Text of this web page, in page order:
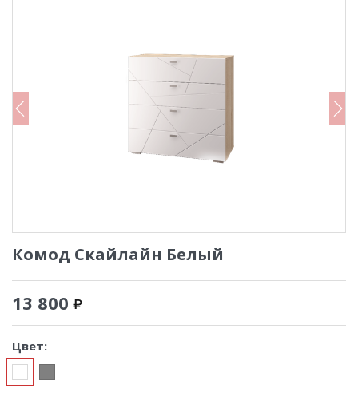
Комод Скайлайн Белый
13 800
Цвет: